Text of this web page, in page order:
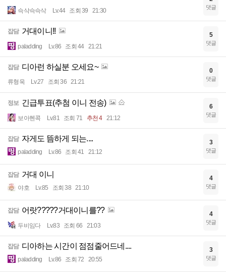
슥삭슥슥삭 Lv.44 조회 39 21:30 댓글
잡담 거대이니!!
paladding Lv.86 조회 44 21:21
5
댓글
잡담 디아런 하실분 오세요~
류형욱 Lv.27 조회 36 21:21
0
댓글
정보 긴급투표(추첨 이니 전송)
보아헨콕 Lv.81 조회 71 추천 4 21:12
6
댓글
잡담 자게도 뜸하게 되는....
paladding Lv.86 조회 41 21:12
3
댓글
잡담 거대 이니
야호 Lv.85 조회 38 21:10
4
댓글
잡담 어랏?????거대이니를??
두비임다 Lv.83 조회 66 21:03
4
댓글
잡담 디아하는 시간이 점점줄어드네....
paladding Lv.86 조회 72 20:55
3
댓글